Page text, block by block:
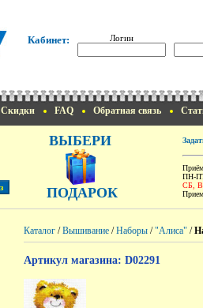
Кабинет: Логин
Скидки FAQ Обратная связь
ВЫБЕРИ
ПОДАРОК
ПН-
СБ,
Каталог /Вышивание /Наборы /"Алиса" /
Артикул магазина: D02291